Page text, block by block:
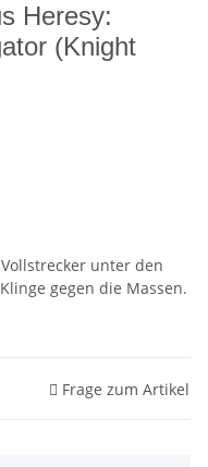
Heresy:
(Knight
unter den
gegen die Massen.
Frage zum Artikel